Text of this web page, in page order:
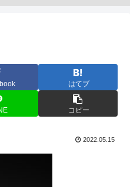
はてブ
コピー
2022.05.15